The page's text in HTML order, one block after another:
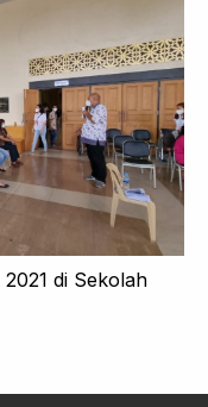
di Sekolah